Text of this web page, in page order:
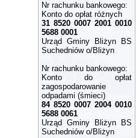
Nr rachunku bankowego:
Konto do opłat różnych
31 8520 0007 2001 0010
5688 0001
Urząd Gminy Bliżyn BS
Suchedniów o/Bliżyn
Nr rachunku bankowego:
Konto do opłat
zagospodarowanie
odpadami (śmieci)
84 8520 0007 2004 0010
5688 0061
Urząd Gminy Bliżyn BS
Suchedniów o/Bliżyn